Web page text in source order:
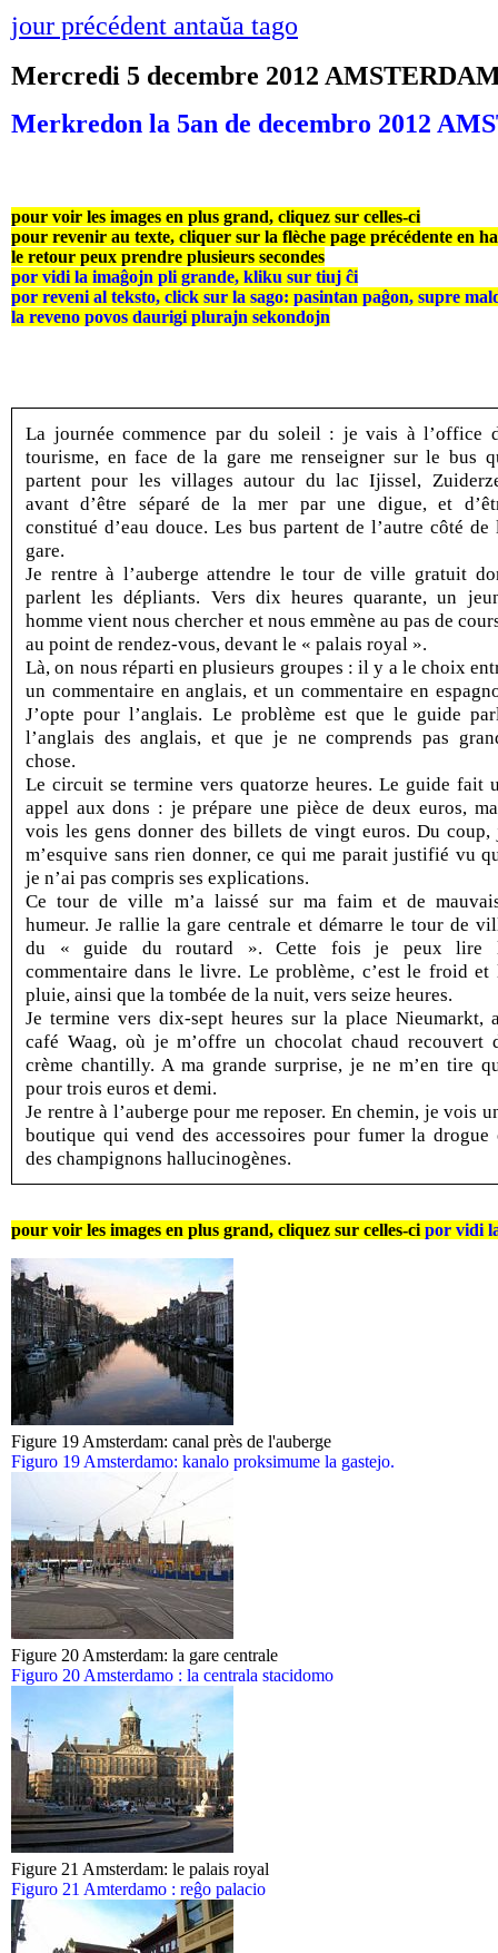
jour précédent antaŭa tago
Mercredi 5 decembre 2012
Merkredon la 5an de decembro 2012
pour voir les images en plus grand, cliquez sur celles-ci
pour revenir au texte, cliquer sur la flèche page précédente en
le retour peux prendre plusieurs secondes
por vidi la imaĝojn pli grande, kliku sur tiuj ĉi
por reveni al teksto, click sur la sago: pasintan paĝon, supre
la reveno povos daurigi plurajn sekondojn
La journée commence par du soleil : je vais à l’office
tourisme, en face de la gare me renseigner sur le bus
partent pour les villages autour du lac Ijissel,
avant d’être séparé de la mer par une digue, et
constitué d’eau douce. Les bus partent de l’autre côté de
gare.
Je rentre à l’auberge attendre le tour de ville gratuit
parlent les dépliants. Vers dix heures quarante, un
homme vient nous chercher et nous emmène au pas de
au point de rendez-vous, devant le « palais royal ».
Là, on nous réparti en plusieurs groupes : il y a le choix
un commentaire en anglais, et un commentaire en
J’opte pour l’anglais. Le problème est que le guide
l’anglais des anglais, et que je ne comprends pas
chose.
Le circuit se termine vers quatorze heures. Le guide fait
appel aux dons : je prépare une pièce de deux euros,
vois les gens donner des billets de vingt euros. Du coup,
m’esquive sans rien donner, ce qui me parait justifié vu
je n’ai pas compris ses explications.
Ce tour de ville m’a laissé sur ma faim et de
humeur. Je rallie la gare centrale et démarre le tour de
du « guide du routard ». Cette fois je peux lire
commentaire dans le livre. Le problème, c’est le froid et
pluie, ainsi que la tombée de la nuit, vers seize heures.
Je termine vers dix-sept heures sur la place Nieumarkt,
café Waag, où je m’offre un chocolat chaud recouvert
crème chantilly. A ma grande surprise, je ne m’en tire
pour trois euros et demi.
Je rentre à l’auberge pour me reposer. En chemin, je vois
boutique qui vend des accessoires pour fumer la drogue
des champignons hallucinogènes.
pour voir les images en plus grand, cliquez sur celles-ci por vidi
Figure 19 Amsterdam: canal près de l'auberge
Figuro 19 Amsterdamo: kanalo proksimume la gastejo.
Figure 20 Amsterdam: la gare centrale
Figuro 20 Amsterdamo : la centrala stacidomo
Figure 21 Amsterdam: le palais royal
Figuro 21 Amterdamo : reĝo palacio